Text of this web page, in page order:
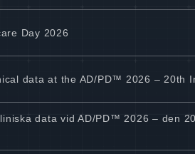
Day 2026
data at the AD/PD™ 2026 – 20th
data vid AD/PD™ 2026 – den